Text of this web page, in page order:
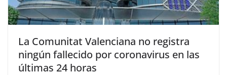
La Comunitat Valenciana no registra
ningún fallecido por coronavirus en las
últimas 24 horas